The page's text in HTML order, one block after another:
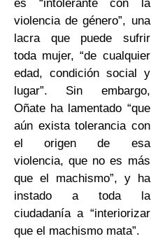
es “intolerante con la
violencia de género”, una
lacra que puede sufrir
toda mujer, “de cualquier
edad, condición social y
lugar”. Sin embargo,
Oñate ha lamentado “que
aún exista tolerancia con
el origen de esa
violencia, que no es más
que el machismo”, y ha
instado a toda la
ciudadanía a “interiorizar
que el machismo mata”.